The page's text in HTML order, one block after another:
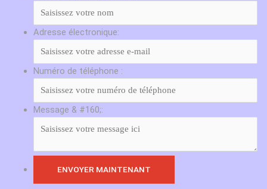
Adresse électronique:
Numéro de téléphone :
Message & #160;: